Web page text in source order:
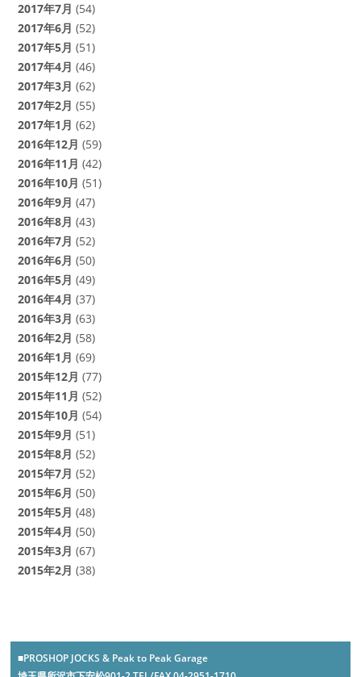
2017年7月 (54)
2017年6月 (52)
2017年5月 (51)
2017年4月 (46)
2017年3月 (62)
2017年2月 (55)
2017年1月 (62)
2016年12月 (59)
2016年11月 (42)
2016年10月 (51)
2016年9月 (47)
2016年8月 (43)
2016年7月 (52)
2016年6月 (50)
2016年5月 (49)
2016年4月 (37)
2016年3月 (63)
2016年2月 (58)
2016年1月 (69)
2015年12月 (77)
2015年11月 (52)
2015年10月 (54)
2015年9月 (51)
2015年8月 (52)
2015年7月 (52)
2015年6月 (50)
2015年5月 (48)
2015年4月 (50)
2015年3月 (67)
2015年2月 (38)
■PROSHOP JOCKS & Peak to Peak Garage